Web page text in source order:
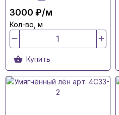
3000 ₽/м
Кол-во, м
Купить